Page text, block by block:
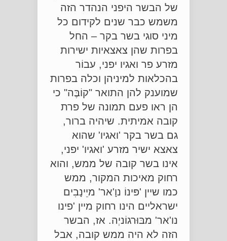
של הבשר היפני הנהדר הזה
משמש כבר שנים לקידום כל
מיני סוגי בשר בקר – החל
בפרות שהן צאצאיות ישירות
מזרע פר ואגיו יפני, עבוֹר
בהכלאות למיניהן וכלה בפרות
שמוענק להן התואר "קוֹבֶּה" כי
הן ראו פעם תמונה של פרת
קובה אמיתית. שיהיה ברור,
גם בשר בקר 'ואגיו' שהוא
צאצא ישיר מזרע 'ואגיו' יפני,
אינו בשר קובה של ממש, והוא
רחוק מאיכות המקור, ממש
כמו שיין 'פּינוֹ נוָ'אר' מיֵינָבִים
ישראליים הינו רחוק מיין 'פינו
נו'אר' מבּוּרגוֹניְה. אז, הבשר
הזה לא היה ממש קובה, אבל